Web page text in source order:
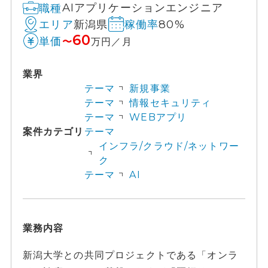
職種AIアプリケーションエンジニア
エリア新潟県 稼働率80%
単価 〜60万円／月
業界
案件カテゴリ
テーマ
新規事業
テーマ
情報セキュリティ
テーマ
WEBアプリ
テーマ
インフラ/クラウド/ネットワー
ク
テーマ
AI
業務内容
新潟大学との共同プロジェクトである「オンラ